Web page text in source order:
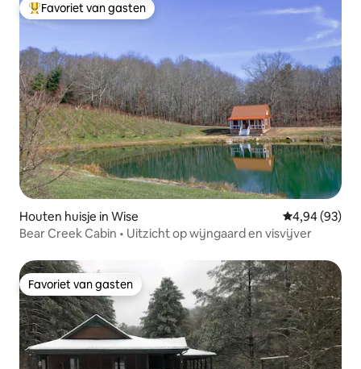
Topfavoriet van gasten
Favoriet van gasten
Houten huisje in Wise Gemiddelde
4,94 (93)
Bear Creek Cabin • Uitzicht op wijngaard en visvijver
Favoriet van gasten
Favoriet van gasten